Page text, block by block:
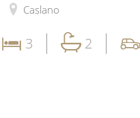
Caslano
3 2